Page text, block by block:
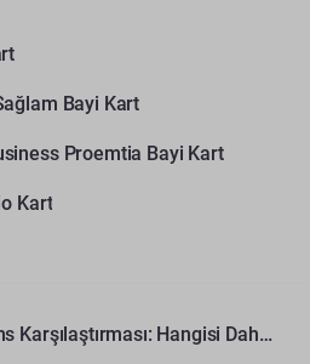
Bayi Kart
Proemtia Bayi Kart
Kart
Gazbeton, Tuğla ve Bims Karşılaştırması: Hangisi Daha Avantajlı?